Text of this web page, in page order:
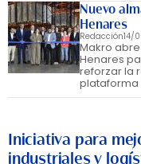
Nuevo
Henares
Redacción14/
Makro
Henares
reforzar la
plataforma
Iniciativa para
industriales y